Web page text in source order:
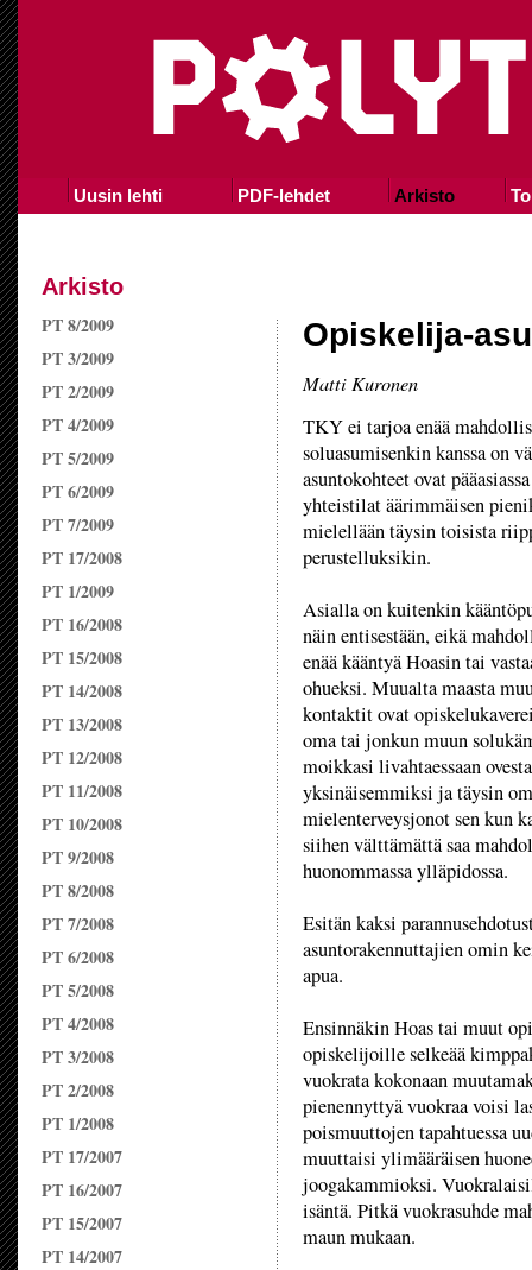
Uusin lehti PDF-lehdet Arkisto
Arkisto
PT 8/2009
PT 3/2009
PT 2/2009
PT 4/2009
PT 5/2009
PT 6/2009
PT 7/2009
PT 17/2008
PT 1/2009
PT 16/2008
PT 15/2008
PT 14/2008
PT 13/2008
PT 12/2008
PT 11/2008
PT 10/2008
PT 9/2008
PT 8/2008
PT 7/2008
PT 6/2008
PT 5/2008
PT 4/2008
PT 3/2008
PT 2/2008
PT 1/2008
PT 17/2007
PT 16/2007
PT 15/2007
PT 14/2007
Opiskelija-
Matti Kuronen
TKY ei tarjoa enää
soluasumisenkin kanssa on
asuntokohteet ovat
yhteistilat äärimmäisen
mielellään täysin toisista
perustelluksikin.
Asialla on kuitenkin
näin entisestään, eikä
enää kääntyä Hoasin tai
ohueksi. Muualta maasta
kontaktit ovat
oma tai jonkun muun
moikkasi livahtaessaan
yksinäisemmiksi ja täysin
mielenterveysjonot sen kun
siihen välttämättä saa
huonommassa ylläpidossa.
Esitän kaksi
asuntorakennuttajien omin
apua.
Ensinnäkin Hoas tai muut
opiskelijoille selkeää
vuokrata kokonaan
pienennyttyä vuokraa voisi
poismuuttojen tapahtuessa
muuttaisi ylimääräisen
joogakammioksi.
isäntä. Pitkä vuokrasuhde
maun mukaan.